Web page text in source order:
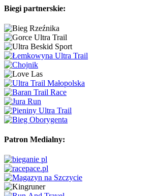
Biegi partnerskie:
Patron Medialny: